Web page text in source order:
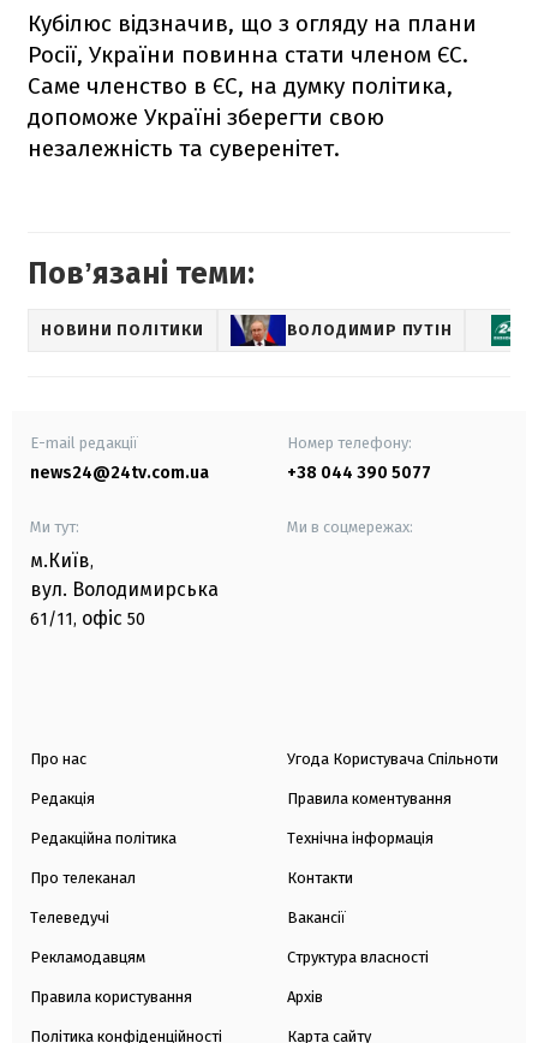
Кубілюс відзначив, що з огляду на плани
Росії, України повинна стати членом ЄС.
Саме членство в ЄС, на думку політика,
допоможе Україні зберегти свою
незалежність та суверенітет.
Повʼязані теми:
НОВИНИ ПОЛІТИКИ ВОЛОДИМИР ПУТІН
E-mail редакції
news24@24tv.com.ua
Номер телефону:
+38 044 390 5077
Ми тут:
м.Київ,
вул. Володимирська
61/11, офіс 50
Ми в соцмережах:
Про нас
Редакція
Редакційна політика
Про телеканал
Телеведучі
Рекламодавцям
Правила користування
Політика конфіденційності
Угода Користувача Спільноти
Правила коментування
Технічна інформація
Контакти
Вакансії
Структура власності
Архів
Карта сайту